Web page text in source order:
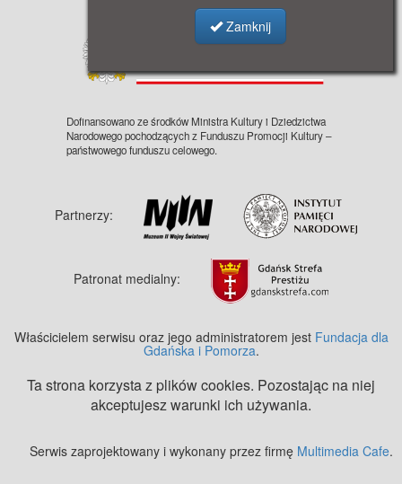
Dofinansowano ze środków Ministra Kultury i Dziedzictwa
Narodowego pochodzących z Funduszu Promocji Kultury –
państwowego funduszu celowego.
Partnerzy:
Patronat medialny:
Właścicielem serwisu oraz jego administratorem jest Fundacja dla
Gdańska i Pomorza.
Ta strona korzysta z plików cookies. Pozostając na niej
akceptujesz warunki ich używania.
Serwis zaprojektowany i wykonany przez firmę Multimedia Cafe.
Zamknij